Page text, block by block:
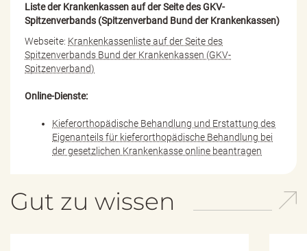
Liste der Krankenkassen auf der Seite des GKV-
Spitzenverbands (Spitzenverband Bund der Krankenkassen)
Webseite: Krankenkassenliste auf der Seite des
Spitzenverbands Bund der Krankenkassen (GKV-
Spitzenverband)
Online-Dienste:
Kieferorthopädische Behandlung und Erstattung des
Eigenanteils für kieferorthopädische Behandlung bei
der gesetzlichen Krankenkasse online beantragen
Gut zu wissen